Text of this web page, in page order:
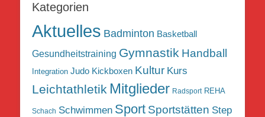
Kategorien
Aktuelles Badminton Basketball
Gesundheitstraining Gymnastik Handball
Integration Judo Kickboxen Kultur Kurs
Leichtathletik Mitglieder Radsport REHA
Schach Schwimmen Sport Sportstätten Step